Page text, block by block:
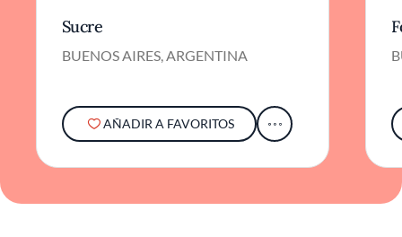
Sucre
BUENOS AIRES, ARGENTINA
AÑADIR A FAVORITOS